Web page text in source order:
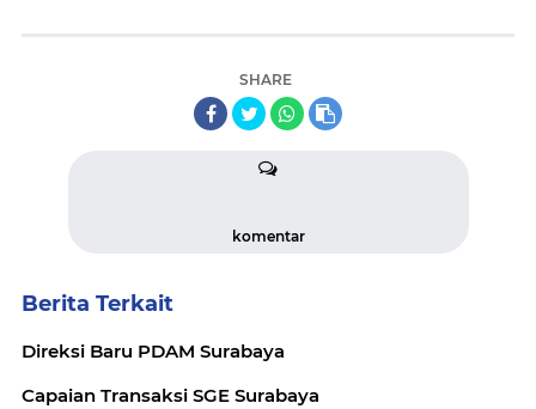
SHARE
komentar
Berita Terkait
Direksi Baru PDAM Surabaya
Capaian Transaksi SGE Surabaya